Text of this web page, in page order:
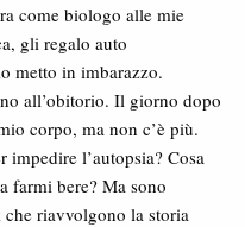
come biologo alle mie
gli regalo auto
metto in imbarazzo.
all’obitorio. Il giorno dopo
corpo, ma non c’è più.
impedire l’autopsia? Cosa
farmi bere? Ma sono
riavvolgono la storia